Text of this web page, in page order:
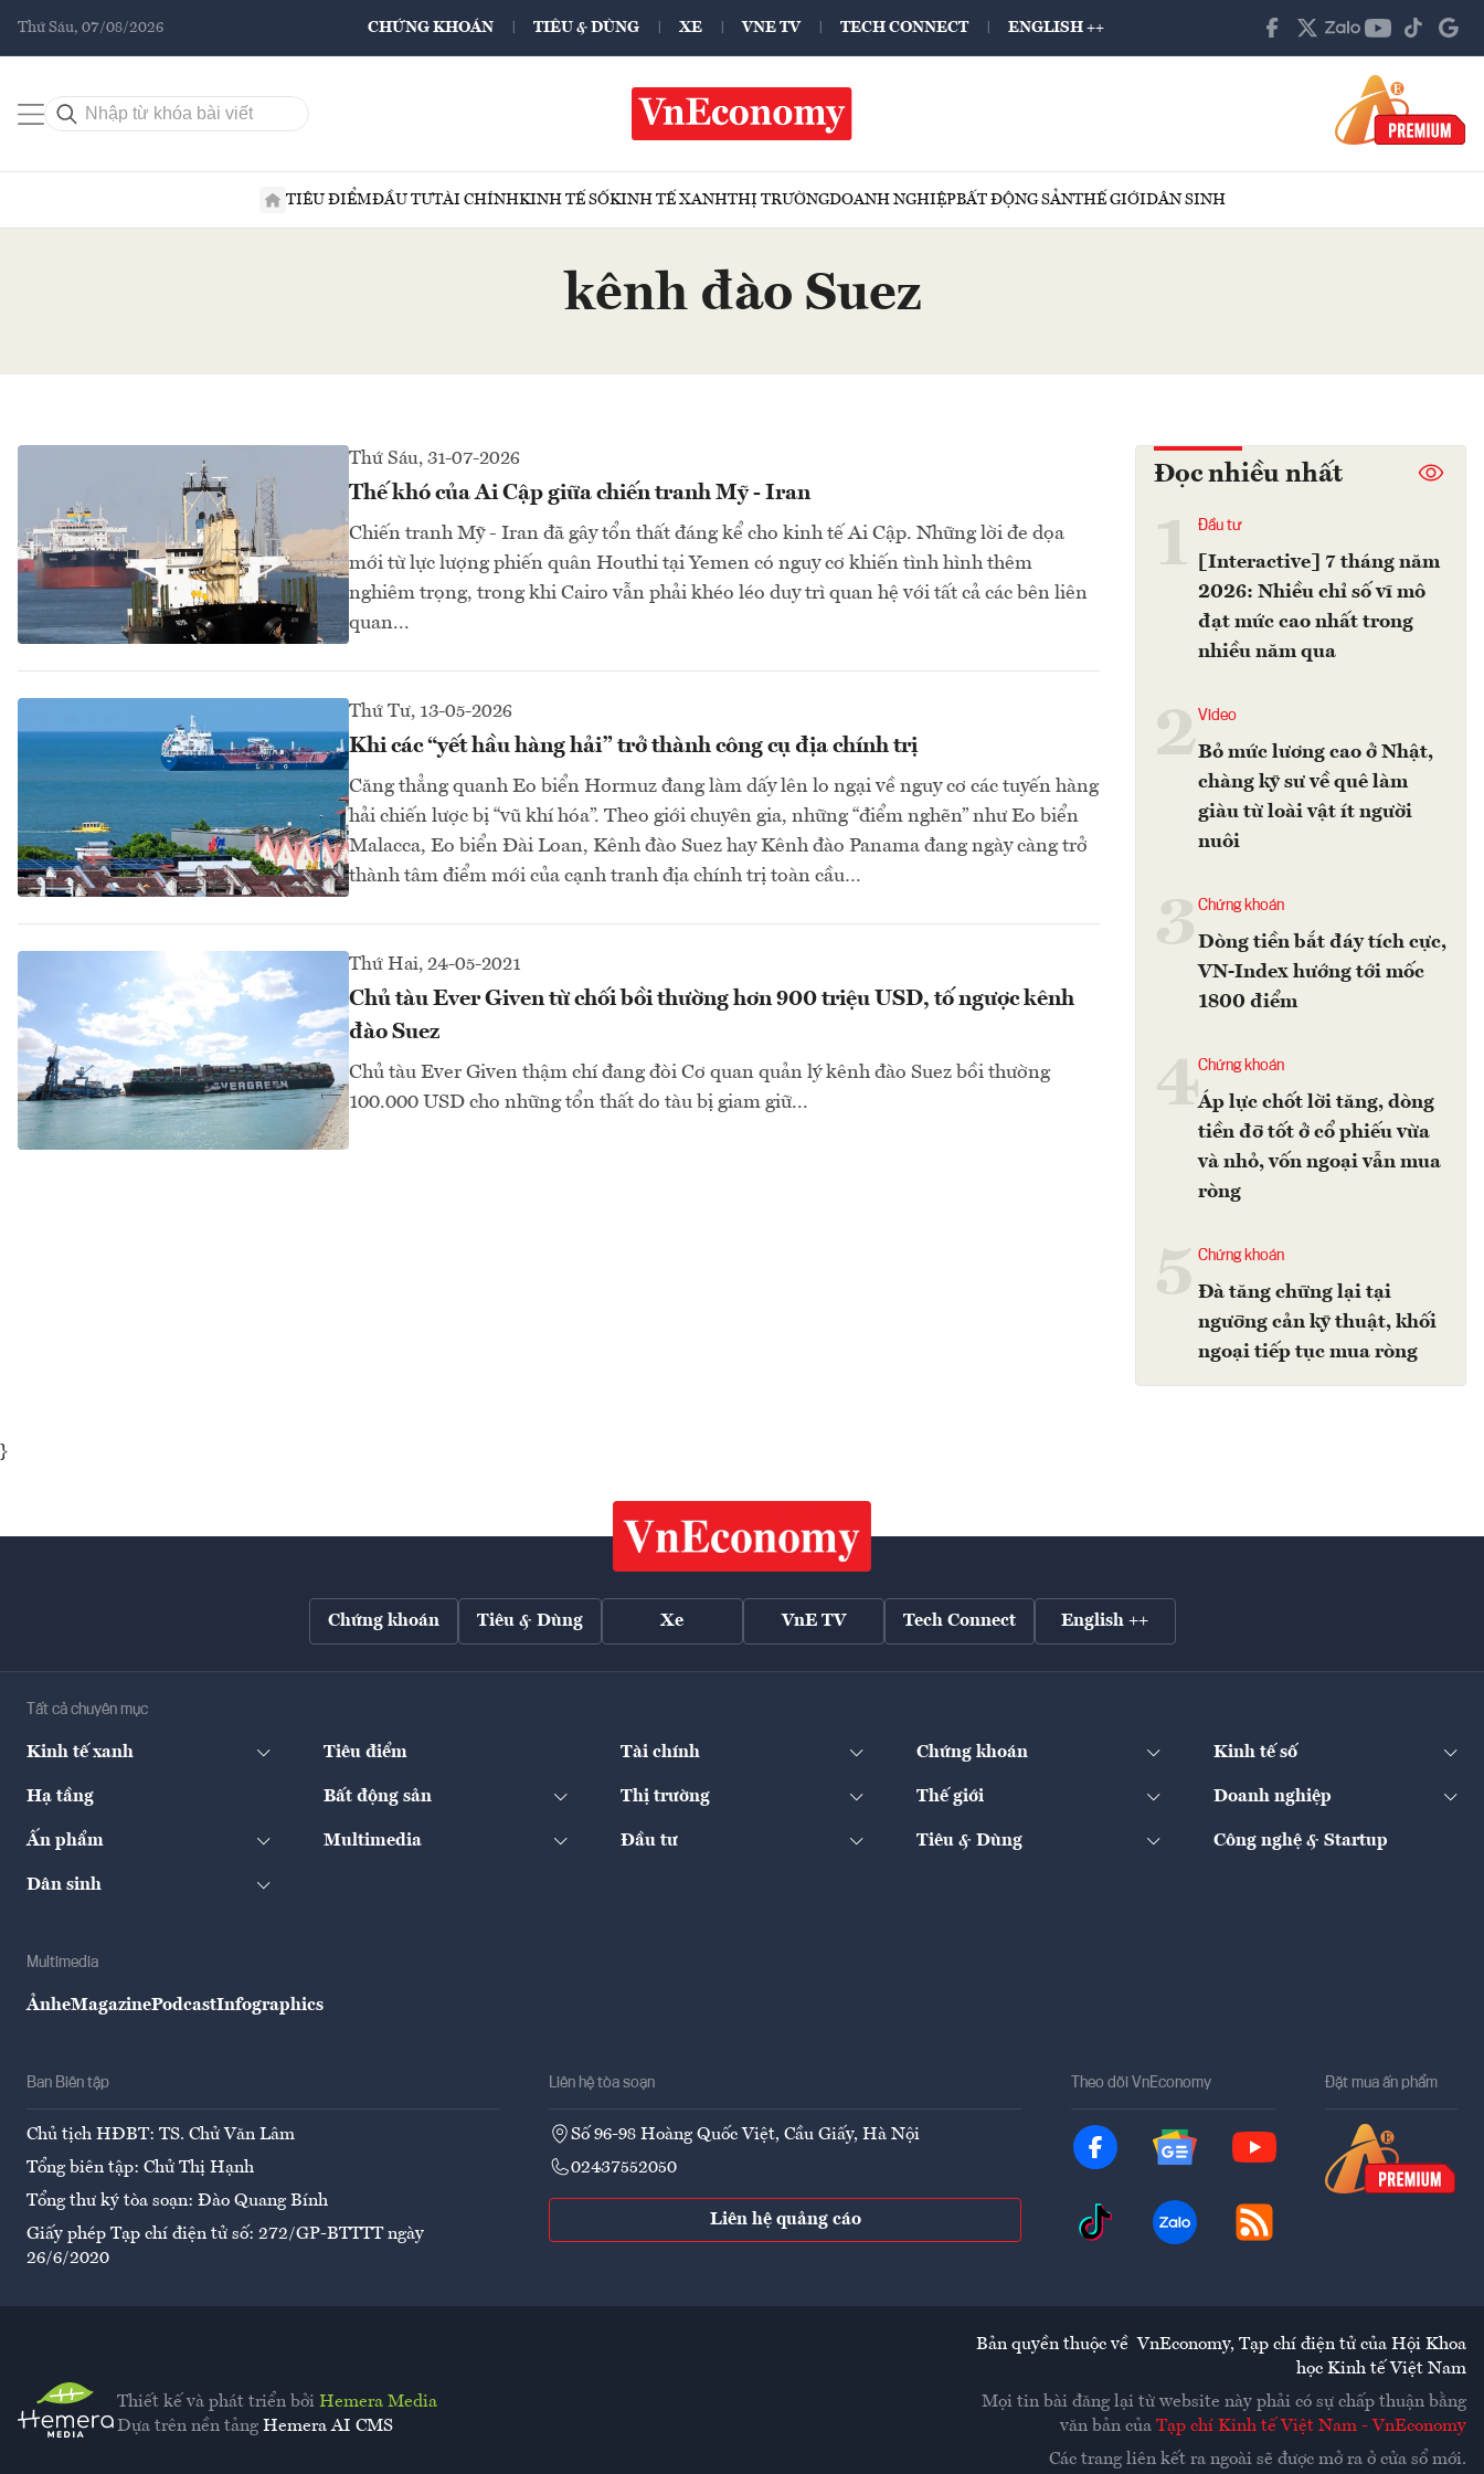
Thứ Sáu, 07/08/2026 CHỨNG KHOÁN TIÊU & DÙNG XE VNE TV TECH CONNECT ENGLISH ++
TIÊU ĐIỂMĐẦU TƯTÀI CHÍNHKINH TẾ SỐKINH TẾ XANHTHỊ TRƯỜNGDOANH NGHIỆPBẤT ĐỘNG SẢNTHẾ GIỚIDÂN SINH
kênh đào Suez
Thứ Sáu, 31-07-2026
Thế khó của Ai Cập giữa chiến tranh Mỹ - Iran
Chiến tranh Mỹ - Iran đã gây tổn thất đáng kể cho kinh tế Ai Cập. Những lời đe dọa
mới từ lực lượng phiến quân Houthi tại Yemen có nguy cơ khiến tình hình thêm
nghiêm trọng, trong khi Cairo vẫn phải khéo léo duy trì quan hệ với tất cả các bên liên
quan...
Thứ Tư, 13-05-2026
Khi các “yết hầu hàng hải” trở thành công cụ địa chính trị
Căng thẳng quanh Eo biển Hormuz đang làm dấy lên lo ngại về nguy cơ các tuyến hàng
hải chiến lược bị “vũ khí hóa”. Theo giới chuyên gia, những “điểm nghẽn” như Eo biển
Malacca, Eo biển Đài Loan, Kênh đào Suez hay Kênh đào Panama đang ngày càng trở
thành tâm điểm mới của cạnh tranh địa chính trị toàn cầu…
Thứ Hai, 24-05-2021
Chủ tàu Ever Given từ chối bồi thường hơn 900 triệu USD, tố ngược kênh
đào Suez
Chủ tàu Ever Given thậm chí đang đòi Cơ quan quản lý kênh đào Suez bồi thường
100.000 USD cho những tổn thất do tàu bị giam giữ...
Đọc nhiều nhất
Đầu tư
[Interactive] 7 tháng năm
2026: Nhiều chỉ số vĩ mô
đạt mức cao nhất trong
nhiều năm qua
2Video
Bỏ mức lương cao ở Nhật,
chàng kỹ sư về quê làm
giàu từ loài vật ít người
nuôi
Chứng khoán
Dòng tiền bắt đáy tích cực,
VN-Index hướng tới mốc
1800 điểm
4Chứng khoán
Áp lực chốt lời tăng, dòng
tiền đỡ tốt ở cổ phiếu vừa
và nhỏ, vốn ngoại vẫn mua
ròng
Chứng khoán
Đà tăng chững lại tại
ngưỡng cản kỹ thuật, khối
ngoại tiếp tục mua ròng
}
Chứng khoán Tiêu & Dùng Xe VnE TV Tech Connect English ++
Tất cả chuyên mục
Kinh tế xanh Tiêu điểm Tài chính Chứng khoán Kinh tế số
Hạ tầng Bất động sản Thị trường Thế giới Doanh nghiệp
Ấn phẩm Multimedia Đầu tư Tiêu & Dùng Công nghệ & Startup
Dân sinh
Multimedia
ẢnheMagazinePodcastInfographics
Ban Biên tập
Chủ tịch HĐBT: TS. Chử Văn Lâm
Tổng biên tập: Chử Thị Hạnh
Tổng thư ký tòa soạn: Đào Quang Bính
Giấy phép Tạp chí điện tử số: 272/GP-BTTTT ngày
26/6/2020
Liên hệ tòa soạn
Số 96-98 Hoàng Quốc Việt, Cầu Giấy, Hà Nội
02437552050
Liên hệ quảng cáo
Theo dõi VnEconomy Đặt mua ấn phẩm
Thiết kế và phát triển bởi Hemera Media
Dựa trên nền tảng Hemera AI CMS
Bản quyền thuộc về VnEconomy, Tạp chí điện tử của Hội Khoa
học Kinh tế Việt Nam
Mọi tin bài đăng lại từ website này phải có sự chấp thuận bằng
văn bản của Tạp chí Kinh tế Việt Nam - VnEconomy
Các trang liên kết ra ngoài sẽ được mở ra ở cửa sổ mới.